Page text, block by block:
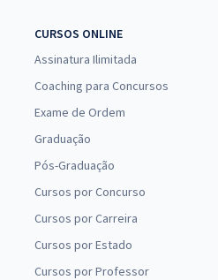
CURSOS ONLINE
Assinatura Ilimitada
Coaching para Concursos
Exame de Ordem
Graduação
Pós-Graduação
Cursos por Concurso
Cursos por Carreira
Cursos por Estado
Cursos por Professor